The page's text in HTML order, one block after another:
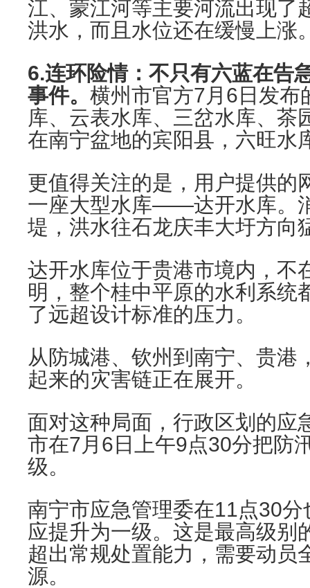
江、蒙江河等主要河流出现了
洪水，而且水位还在缓慢上涨
6.连环险情：不只有六蓝在告
事件。 横州市官方7月6日发布
库、云表水库、三岔水库、茶
在南宁盆地的宾阳县，六旺水
更值得关注的是，用户提供的
一座大型水库——达开水库。
堤，洪水往石龙庆丰大圩方向
达开水库位于贵港市境内，不
明，整个桂中平原的水利系统
了远超设计标准的压力。
从防城港、钦州到南宁、贵港
起来的灾害链正在展开。
面对这种局面，行政区划的应
市在7月6日上午9点30分把防
级。
南宁市应急管理委在11点30
应提升为一级。这是最高级别
超出常规处置能力，需要动员
源。